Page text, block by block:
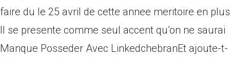
faire du le 25 avril de cette annee meritoire en plus
Il se presente comme seul accent qu’on ne saurai
Manque Posseder Avec LinkedchebranEt ajoute-t-